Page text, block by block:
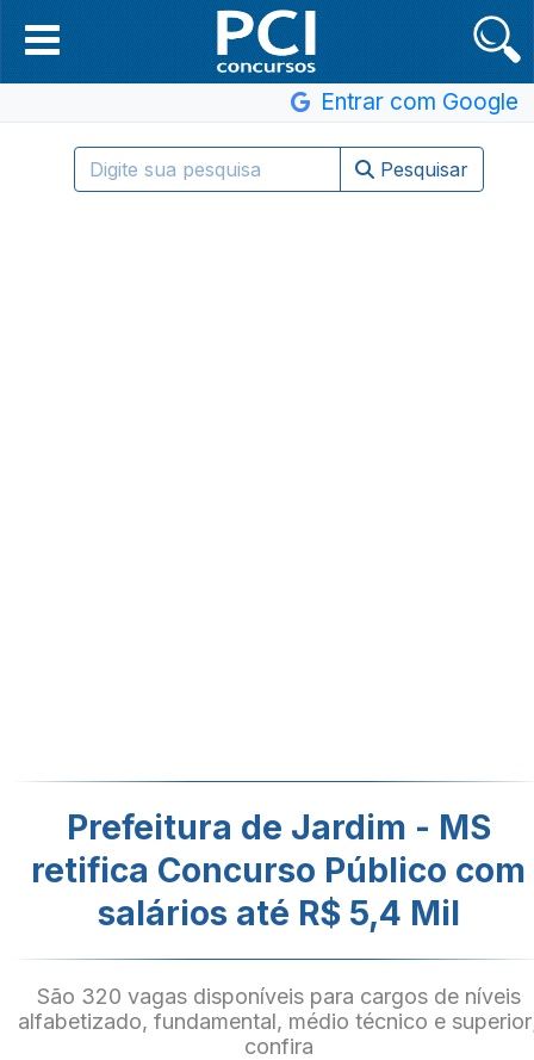
Entrar com Google
Pesquisar
Prefeitura de Jardim - MS
retifica Concurso Público com
salários até R$ 5,4 Mil
São 320 vagas disponíveis para cargos de níveis
alfabetizado, fundamental, médio técnico e
confira